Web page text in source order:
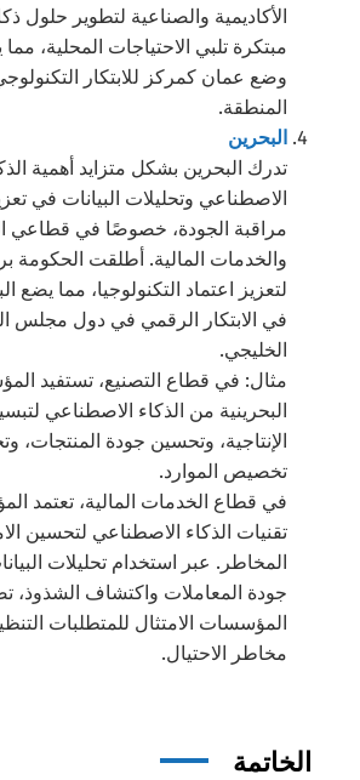
الأكاديمية والصناعية لتطوير حلول
مبتكرة تلبي الاحتياجات المحلية،
وضع عمان كمركز للابتكار
المنطقة.
البحرين
تدرك البحرين بشكل متزايد أهمية
الاصطناعي وتحليلات البيانات في
مراقبة الجودة، خصوصًا في قطاعي
والخدمات المالية. أطلقت الحكومة
لتعزيز اعتماد التكنولوجيا، مما يضع
في الابتكار الرقمي في دول مجلس
الخليجي.
مثال: في قطاع التصنيع، تستفيد
البحرينية من الذكاء الاصطناعي
الإنتاجية، وتحسين جودة المنتجات،
تخصيص الموارد.
في قطاع الخدمات المالية، تعتمد
تقنيات الذكاء الاصطناعي لتحسين
المخاطر. عبر استخدام تحليلات
جودة المعاملات واكتشاف الشذوذ،
المؤسسات الامتثال للمتطلبات
مخاطر الاحتيال.
الخاتمة